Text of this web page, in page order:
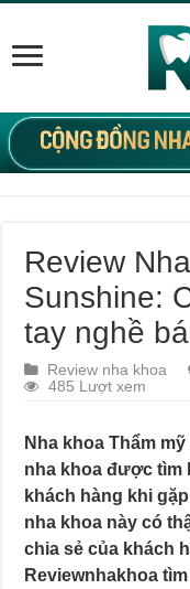
Review
Sunshine:
tay nghề
Review nha khoa
485 Lượt xem
Nha khoa Thẩm
nha khoa được tìm
khách hàng khi
nha khoa này có
chia sẻ của khách
Reviewnhakhoa